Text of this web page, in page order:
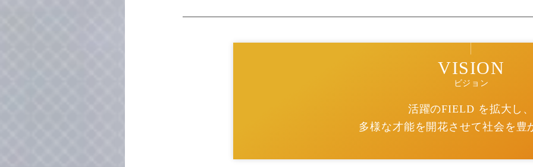
VISION
ビジョン
活躍のFIELD を拡大し
多様な才能を開花させて社会を豊